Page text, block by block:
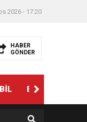
2026 - 17:20
HABER
GÖNDER
EĞİTİM